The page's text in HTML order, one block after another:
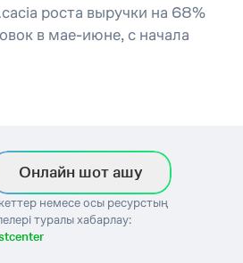
роста выручки на 68%
в мае-июне, с начала
Онлайн шот ашу
немесе осы ресурстың
туралы хабарлау: